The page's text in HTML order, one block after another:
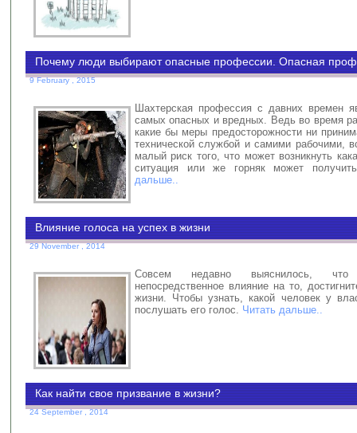
Почему люди выбирают опасные профессии. Опасная
9 February , 2015
Шахтерская профессия с давних времен
самых опасных и вредных. Ведь во время
какие бы меры предосторожности ни
технической службой и самими рабочими,
малый риск того, что может возникнуть
ситуация или же горняк может
дальше..
Влияние голоса на успех в жизни
29 November , 2014
Совсем недавно выяснилось,
непосредственное влияние на то,
жизни. Чтобы узнать, какой человек у
послушать его голос. Читать дальше..
Как найти свое призвание в жизни?
24 September , 2014